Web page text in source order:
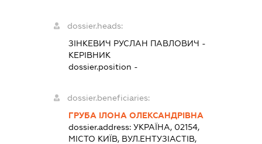
dossier.heads:
ЗІНКЕВИЧ РУСЛАН ПАВЛОВИЧ -
КЕРІВНИК
dossier.position -
dossier.beneficiaries:
ГРУБА ІЛОНА ОЛЕКСАНДРІВНА
dossier.address:УКРАЇНА, 02154,
МІСТО КИЇВ, ВУЛ.ЕНТУЗІАСТІВ,